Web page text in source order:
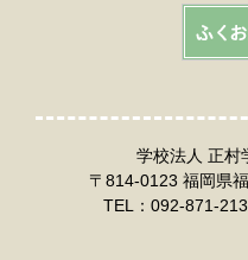
学校法人 正村
〒814-0123 福岡県
TEL：092-871-